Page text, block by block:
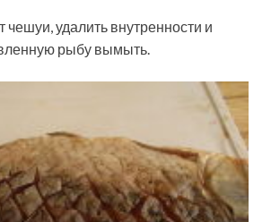
чешуи, удалить внутренности и
рыбу вымыть.